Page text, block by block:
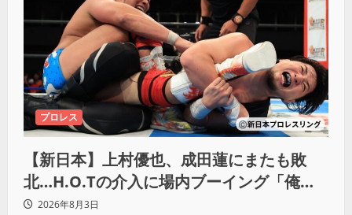
プロレス
【新日本】上村優也、成田蓮にまたも敗
北…H.O.Tの介入に場内ブーイング「俺が
闘いたい蓮じゃない！」
2026年8月3日